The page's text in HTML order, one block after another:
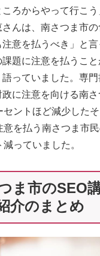
ろからやって行こう
んは、南さつま市
意を払うべき」と言
題に注意を払うこ
っていました。専
に注意を向ける南
ントほど減少した
意を払う南さつま市
っていました。
ま市のSEO
介のまとめ